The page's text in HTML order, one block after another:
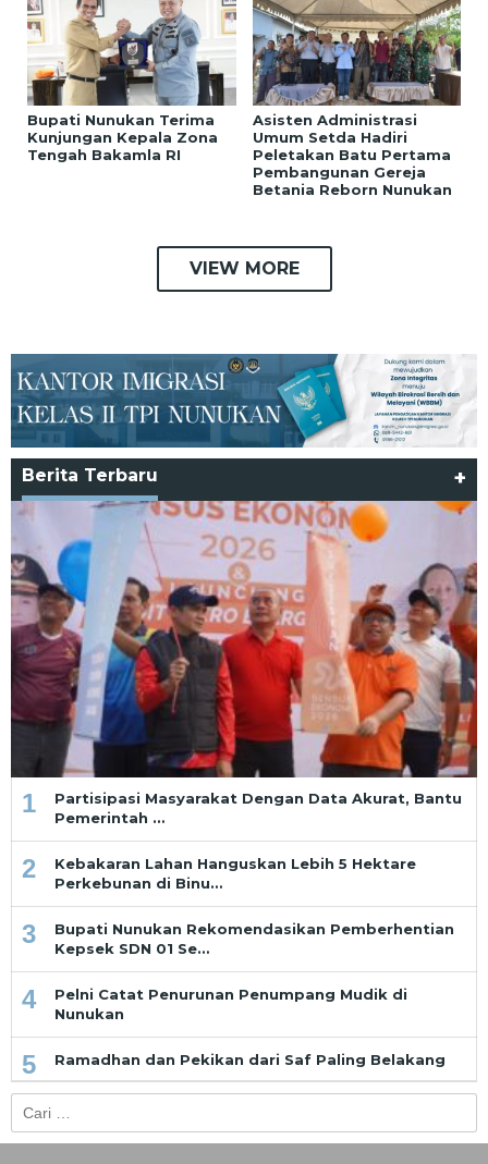
Bupati Nunukan Terima
Kunjungan Kepala Zona
Tengah Bakamla RI
Asisten Administrasi
Umum Setda Hadiri
Peletakan Batu Pertama
Pembangunan Gereja
Betania Reborn Nunukan
VIEW MORE
Berita Terbaru +
1
Partisipasi Masyarakat Dengan Data Akurat, Bantu
Pemerintah …
2
Kebakaran Lahan Hanguskan Lebih 5 Hektare
Perkebunan di Binu…
3
Bupati Nunukan Rekomendasikan Pemberhentian
Kepsek SDN 01 Se…
4
Pelni Catat Penurunan Penumpang Mudik di
Nunukan
5 Ramadhan dan Pekikan dari Saf Paling Belakang
untuk: